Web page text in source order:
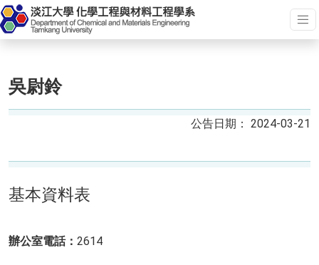
吳尉鈴
2024-03-21
基本資料表
辦公室電話： 2614